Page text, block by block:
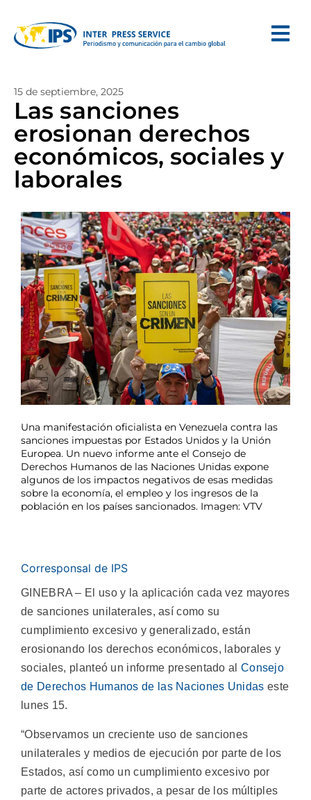
15 de septiembre, 2025
Las sanciones
erosionan derechos
económicos, sociales y
laborales
Una manifestación oficialista en Venezuela contra las
sanciones impuestas por Estados Unidos y la Unión
Europea. Un nuevo informe ante el Consejo de
Derechos Humanos de las Naciones Unidas expone
algunos de los impactos negativos de esas medidas
sobre la economía, el empleo y los ingresos de la
población en los países sancionados. Imagen: VTV
Corresponsal de IPS
GINEBRA – El uso y la aplicación cada vez mayores
de sanciones unilaterales, así como su
cumplimiento excesivo y generalizado, están
erosionando los derechos económicos, laborales y
sociales, planteó un informe presentado al Consejo
de Derechos Humanos de las Naciones Unidas este
lunes 15.
“Observamos un creciente uso de sanciones
unilaterales y medios de ejecución por parte de los
Estados, así como un cumplimiento excesivo por
parte de actores privados, a pesar de los múltiples